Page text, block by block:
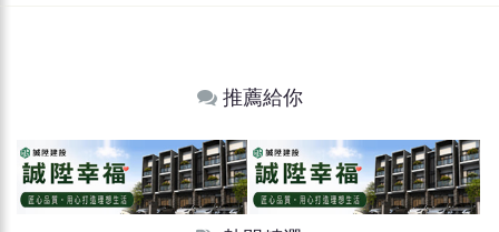
推薦給你